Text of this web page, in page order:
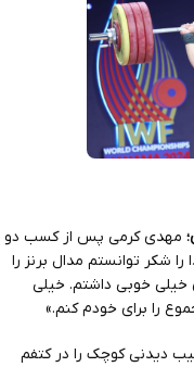
مهدی کرمی پس از کسب دو
شکر توانستم مدال برنز را
خوبی داشتم. خیلی
را برای خودم کنم.»
دیدنی کوچک را در کتفم